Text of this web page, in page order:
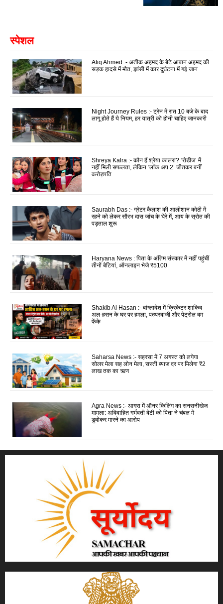
स्पेशल
Atiq Ahmed :- अतीक अहमद के बेटे आबान अहमद की
सड़क हादसे में मौत, झांसी में कार दुर्घटना में गई जान
Night Journey Rules :- ट्रेन में रात 10 बजे के बाद
लागू होते हैं ये नियम, हर यात्री को होनी चाहिए जानकारी
Shreya Kalra :- कौन हैं श्रेया कालरा? ‘रोडीज’ में
नहीं मिली सफलता, लेकिन ‘लॉक अप 2’ जीतकर बनीं
करोड़पति
Saurabh Das :- ग्रेटर कैलाश की आलीशान कोठी में
रहने को लेकर सौरभ दास जांच के घेरे में, आय के स्रोत की
पड़ताल शुरू
Haryana News : पिता के अंतिम संस्कार में नहीं पहुंचीं
तीनों बेटियां, ऑनलाइन भेजे ₹5100
Shakib Al Hasan :- बांग्लादेश में क्रिकेटर शाकिब
अल-हसन के घर पर हमला, पत्थरबाजी और पेट्रोल बम
फेंके
Saharsa News :- सहरसा में 7 अगस्त को लगेगा
सोलर मेला सह लोन मेला, सस्ती ब्याज दर पर मिलेगा ₹2
लाख तक का ऋण
Agra News :- आगरा में ऑनर किलिंग का सनसनीखेज
मामला: अविवाहित गर्भवती बेटी को पिता ने चंबल में
डुबोकर मारने का आरोप